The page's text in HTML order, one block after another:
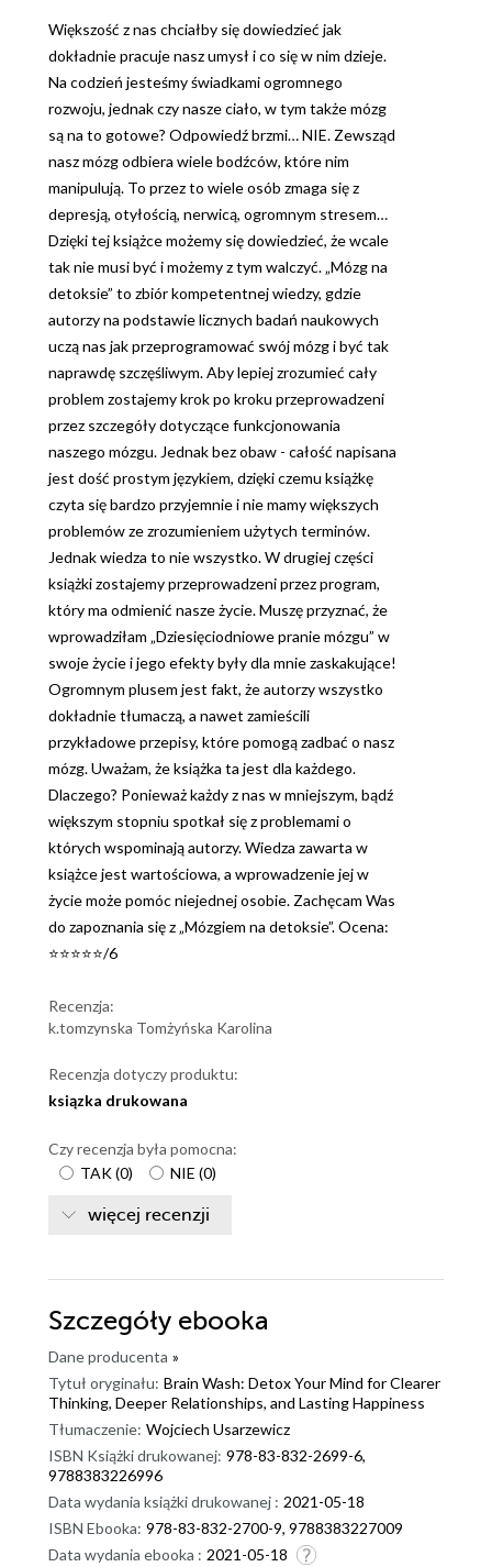
Większość z nas chciałby się dowiedzieć jak
dokładnie pracuje nasz umysł i co się w nim dzieje.
Na codzień jesteśmy świadkami ogromnego
rozwoju, jednak czy nasze ciało, w tym także mózg
są na to gotowe? Odpowiedź brzmi… NIE. Zewsząd
nasz mózg odbiera wiele bodźców, które nim
manipulują. To przez to wiele osób zmaga się z
depresją, otyłością, nerwicą, ogromnym stresem…
Dzięki tej książce możemy się dowiedzieć, że wcale
tak nie musi być i możemy z tym walczyć. „Mózg na
detoksie” to zbiór kompetentnej wiedzy, gdzie
autorzy na podstawie licznych badań naukowych
uczą nas jak przeprogramować swój mózg i być tak
naprawdę szczęśliwym. Aby lepiej zrozumieć cały
problem zostajemy krok po kroku przeprowadzeni
przez szczegóły dotyczące funkcjonowania
naszego mózgu. Jednak bez obaw - całość napisana
jest dość prostym językiem, dzięki czemu książkę
czyta się bardzo przyjemnie i nie mamy większych
problemów ze zrozumieniem użytych terminów.
Jednak wiedza to nie wszystko. W drugiej części
książki zostajemy przeprowadzeni przez program,
który ma odmienić nasze życie. Muszę przyznać, że
wprowadziłam „Dziesięciodniowe pranie mózgu” w
swoje życie i jego efekty były dla mnie zaskakujące!
Ogromnym plusem jest fakt, że autorzy wszystko
dokładnie tłumaczą, a nawet zamieścili
przykładowe przepisy, które pomogą zadbać o nasz
mózg. Uważam, że książka ta jest dla każdego.
Dlaczego? Ponieważ każdy z nas w mniejszym, bądź
większym stopniu spotkał się z problemami o
których wspominają autorzy. Wiedza zawarta w
książce jest wartościowa, a wprowadzenie jej w
życie może pomóc niejednej osobie. Zachęcam Was
do zapoznania się z „Mózgiem na detoksie”. Ocena:
⭐⭐⭐⭐⭐/6
Recenzja:
k.tomzynska Tomżyńska Karolina
Recenzja dotyczy produktu:
ksiązka drukowana
Czy recenzja była pomocna:
TAK(0) NIE (0)
więcej recenzji
Szczegóły ebooka
Dane producenta »
Tytuł oryginału: Brain Wash: Detox Your Mind for Clearer
Thinking, Deeper Relationships, and Lasting Happiness
Tłumaczenie: Wojciech Usarzewicz
ISBN Książki drukowanej: 978-83-832-2699-6,
9788383226996
Data wydania książki drukowanej : 2021-05-18
ISBN Ebooka: 978-83-832-2700-9, 9788383227009
Data wydania ebooka : 2021-05-18